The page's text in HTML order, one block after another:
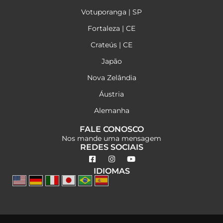
Votuporanga | SP
Fortaleza | CE
Crateús | CE
Japão
Nova Zelândia
Áustria
Alemanha
FALE CONOSCO
Nos mande uma mensagem
REDES SOCIAIS
IDIOMAS